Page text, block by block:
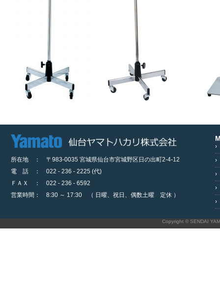
所在地 ： 〒983-0035 宮城県仙台市宮城野区日の出町2-4-12
電 話 ： 022 - 236 - 2225 (代)
ＦＡＸ ： 022 - 236 - 6592
営業時間： 8:30 ～ 17:30 （ 日曜、祝日、偶数土曜 定休 ）
›
›
›
›
›
Copyright © SENDAI